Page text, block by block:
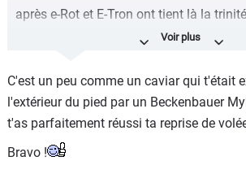
après e-Rot et E-Tron ont tient là la
faut croire que c'est fait exprès
C'est un peu comme un caviar qui t'était
l'extérieur du pied par un Beckenbauer
t'as parfaitement réussi ta reprise de
Bravo !